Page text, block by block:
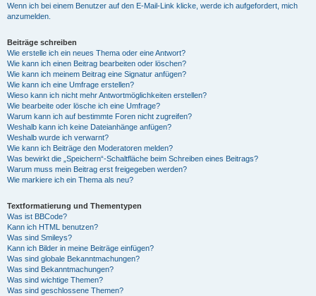
Wenn ich bei einem Benutzer auf den E-Mail-Link klicke, werde ich aufgefordert, mich
anzumelden.
Beiträge schreiben
Wie erstelle ich ein neues Thema oder eine Antwort?
Wie kann ich einen Beitrag bearbeiten oder löschen?
Wie kann ich meinem Beitrag eine Signatur anfügen?
Wie kann ich eine Umfrage erstellen?
Wieso kann ich nicht mehr Antwortmöglichkeiten erstellen?
Wie bearbeite oder lösche ich eine Umfrage?
Warum kann ich auf bestimmte Foren nicht zugreifen?
Weshalb kann ich keine Dateianhänge anfügen?
Weshalb wurde ich verwarnt?
Wie kann ich Beiträge den Moderatoren melden?
Was bewirkt die „Speichern“-Schaltfläche beim Schreiben eines Beitrags?
Warum muss mein Beitrag erst freigegeben werden?
Wie markiere ich ein Thema als neu?
Textformatierung und Thementypen
Was ist BBCode?
Kann ich HTML benutzen?
Was sind Smileys?
Kann ich Bilder in meine Beiträge einfügen?
Was sind globale Bekanntmachungen?
Was sind Bekanntmachungen?
Was sind wichtige Themen?
Was sind geschlossene Themen?